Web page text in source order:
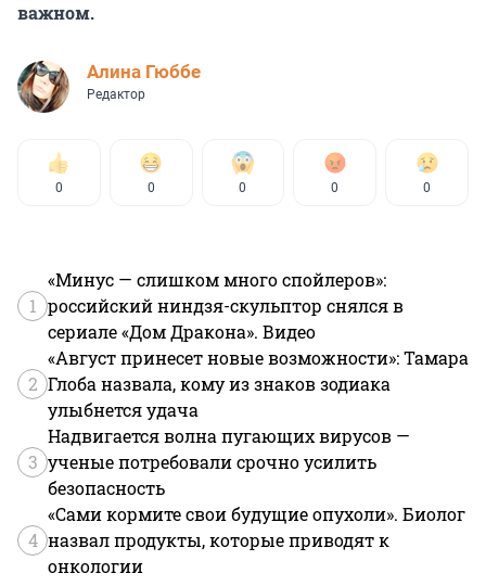
важном.
Алина Гюббе
Редактор
0 0 0 0 0
1
«Минус — слишком много спойлеров»:
российский ниндзя-скульптор снялся в
сериале «Дом Дракона». Видео
2
«Август принесет новые возможности»: Тамара
Глоба назвала, кому из знаков зодиака
улыбнется удача
3
Надвигается волна пугающих вирусов —
ученые потребовали срочно усилить
безопасность
4
«Сами кормите свои будущие опухоли». Биолог
назвал продукты, которые приводят к
онкологии